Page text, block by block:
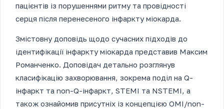
пацієнтів із порушеннями ритму та провідності
серця після перенесеного інфаркту міокарда.
Змістовну доповідь щодо сучасних підходів до
ідентифікації інфаркту міокарда представив Максим
Романченко. Доповідач детально розглянув
класифікацію захворювання, зокрема поділ на Q-
інфаркт та non-Q-інфаркт, STEMI та NSTEMI, а
також ознайомив присутніх із концепцією OMI/non-